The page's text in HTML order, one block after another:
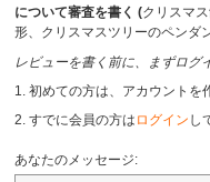
について審査を書く (クリスマ
形、クリスマスツリーのペンダ
レビューを書く前に、まずログ
1. 初めての方は、アカウントを
2. すでに会員の方は ログイン し
あなたのメッセージ: